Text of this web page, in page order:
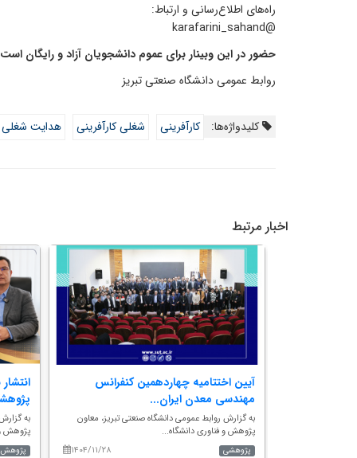
راه‌های اطلاع‌رسانی و ارتباط:
@karafarini_sahand
حضور در این وبینار برای عموم دانشجویان آزاد و رایگان
روابط عمومی دانشگاه صنعتی تبریز
کلیدواژه‌ها: کارآفرینی شغلی کارآفرینی هدایت شغلی
اخبار مرتبط
به
پژوهش و
پژوهش
آیین اختتامیه چهاردهمین کنفرانس
مهندسی معدن ایران...
به گزارش روابط عمومی دانشگاه صنعتی تبریز، معاون
پژوهش و فناوری دانشگاه...
۱۴۰۴/۱۱/۲۸
پژوهشی